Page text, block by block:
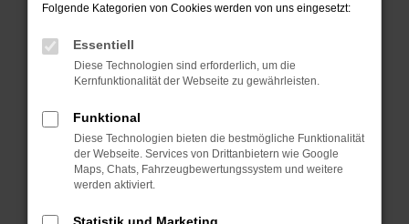
Prüfe deine Browsererweiterungen.
Manche Erweiterungen, wie Werbeblocker,
können das Laden bestimmter Seiten
verhindern. Funktioniert die Seite in einem
Fenster?
Starte dein Gerät neu.
Das kann manchmal helfen, vorübergehende
Probleme zu beheben.
Folgende Kategorien von Cookies werden von uns eingesetzt:
Essentiell
Diese Technologien sind erforderlich, um die
Kernfunktionalität der Webseite zu gewährleisten.
Funktional
Diese Technologien bieten die bestmögliche Funktionalität
der Webseite. Services von Drittanbietern wie Google
Maps, Chats, Fahrzeugbewertungssystem und weitere
werden aktiviert.